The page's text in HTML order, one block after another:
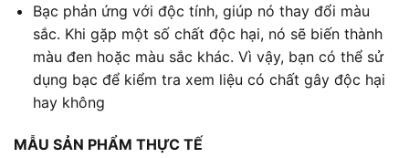
Bạc phản ứng với độc tính, giúp nó thay đổi màu
sắc. Khi gặp một số chất độc hại, nó sẽ biến thành
màu đen hoặc màu sắc khác. Vì vậy, bạn có thể sử
dụng bạc để kiểm tra xem liệu có chất gây độc hại
hay không
MẪU SẢN PHẨM THỰC TẾ